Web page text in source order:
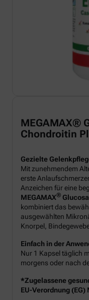
MEGAMAX®
Chondroitin
Gezielte
Mit zunehmendem
erste
Anzeichen für eine
MEGAMAX®
kombiniert das
ausgewählten
Knorpel,
Einfach in der
Nur 1 Kapsel täglich
morgens oder nach
*Zugelassene
EU-Verordnung (EG)